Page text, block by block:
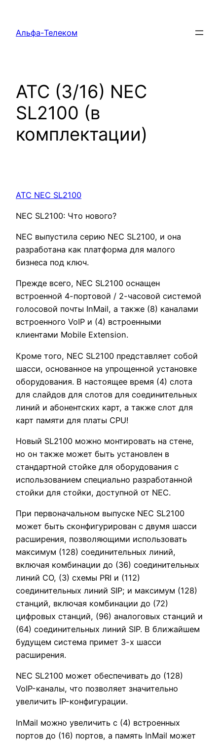
содержимому
Альфа-Телеком
АТС (3/16) NEC
SL2100 (в
комплектации)
АТС NEC SL2100
NEC SL2100: Что нового?
NEC выпустила серию NEC SL2100, и она
разработана как платформа для малого
бизнеса под ключ.
Прежде всего, NEC SL2100 оснащен
встроенной 4-портовой / 2-часовой системой
голосовой почты InMail, а также (8) каналами
встроенного VoIP и (4) встроенными
клиентами Mobile Extension.
Кроме того, NEC SL2100 представляет собой
шасси, основанное на упрощенной установке
оборудования. В настоящее время (4) слота
для слайдов для слотов для соединительных
линий и абонентских карт, а также слот для
карт памяти для платы CPU!
Новый SL2100 можно монтировать на стене,
но он также может быть установлен в
стандартной стойке для оборудования с
использованием специально разработанной
стойки для стойки, доступной от NEC.
При первоначальном выпуске NEC SL2100
может быть сконфигурирован с двумя шасси
расширения, позволяющими использовать
максимум (128) соединительных линий,
включая комбинации до (36) соединительных
линий CO, (3) схемы PRI и (112)
соединительных линий SIP; и максимум (128)
станций, включая комбинации до (72)
цифровых станций, (96) аналоговых станций и
(64) соединительных линий SIP. В ближайшем
будущем система примет 3-х шасси
расширения.
NEC SL2100 может обеспечивать до (128)
VoIP-каналы, что позволяет значительно
увеличить IP-конфигурации.
InMail можно увеличить с (4) встроенных
портов до (16) портов, а память InMail может